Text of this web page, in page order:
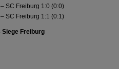
SC Freiburg 1:0 (0:0)
SC Freiburg 1:1 (0:1)
Siege Freiburg